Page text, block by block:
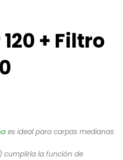
+ Filtro
es ideal para carpas medianas
cumpliría la función de